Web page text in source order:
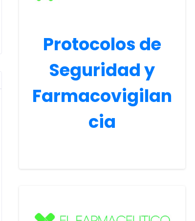
Protocolos de
Seguridad y
Farmacovigilan
cia